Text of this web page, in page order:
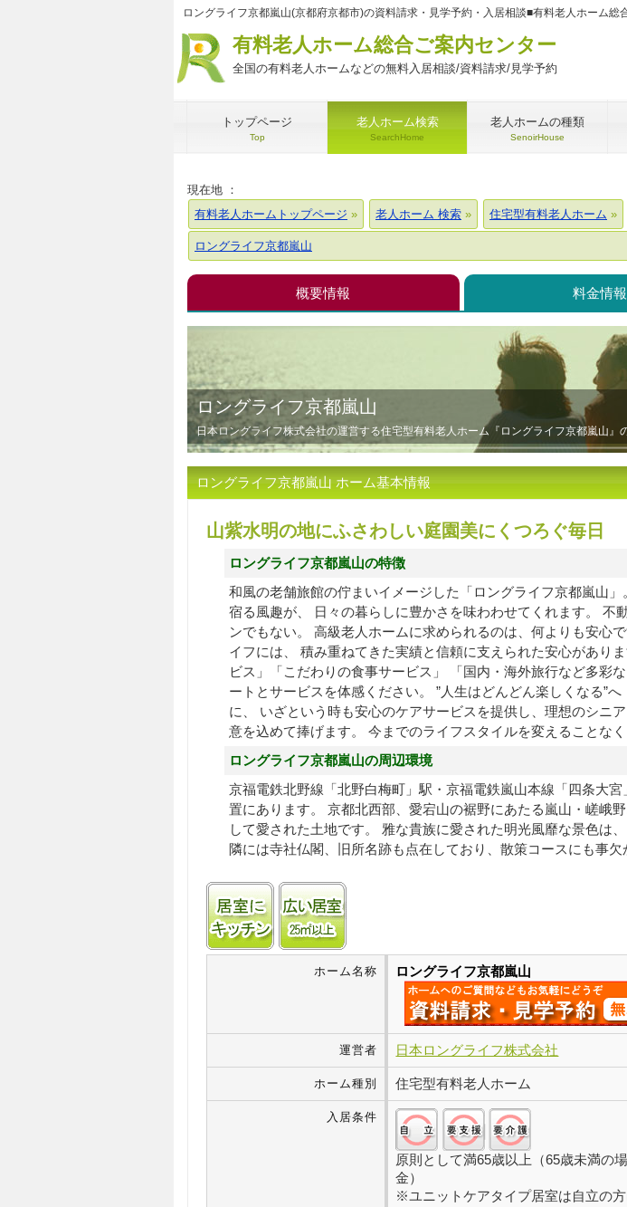
ロングライフ京都嵐山(京都府京都市)の資料請求・見学予約・入居相談■有料老人ホーム総
有料老人ホーム総合ご案内センター
全国の有料老人ホームなどの無料入居相談/資料請求/見学予約
トップページ
Top
老人ホーム検索
SearchHome
老人ホームの種類
SenoirHouse
現在地 ：
有料老人ホームトップページ
老人ホーム 検索 住宅型有料老人ホーム
ロングライフ京都嵐山
概要情報 料金情報
ロングライフ京都嵐山
日本ロングライフ株式会社の運営する住宅型有料老人ホーム『ロングライフ京都嵐山』
ロングライフ京都嵐山 ホーム基本情報
山紫水明の地にふさわしい庭園美にくつろぐ毎日
ロングライフ京都嵐山の特徴
和風の老舗旅館の佇まいイメージした「ロングライフ京都嵐山
宿る風趣が、 日々の暮らしに豊かさを味わわせてくれます。 不
ンでもない。 高級老人ホームに求められるのは、何よりも安心
イフには、 積み重ねてきた実績と信頼に支えられた安心があり
ビス」「こだわりの食事サービス」 「国内・海外旅行など多彩
ートとサービスを体感ください。 ”人生はどんどん楽しくなる
に、 いざという時も安心のケアサービスを提供し、理想のシニ
意を込めて捧げます。 今までのライフスタイルを変えることな
ロングライフ京都嵐山の周辺環境
京福電鉄北野線「北野白梅町」駅・京福電鉄嵐山本線「四条大
置にあります。 京都北西部、愛宕山の裾野にあたる嵐山・嵯峨
して愛された土地です。 雅な貴族に愛された明光風靡な景色は
隣には寺社仏閣、旧所名跡も点在しており、散策コースにも事欠
居室にキッチンあり
ホーム名称 ロングライフ京都嵐山
運営者 日本ロングライフ株式会社
ホーム種別 住宅型有料老人ホーム
入居条件
原則として満65歳以上（65歳未満の
金）
※ユニットケアタイプ居室は自立の